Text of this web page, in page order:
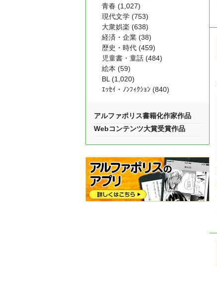
青春 (1,027)
現代文学 (753)
大衆娯楽 (638)
経済・企業 (38)
歴史・時代 (459)
児童書・童話 (484)
絵本 (59)
BL (1,020)
ｴｯｾｲ・ﾉﾝﾌｨｸｼｮﾝ (840)
アルファポリス書籍化作家作品
Webコンテンツ大賞受賞作品